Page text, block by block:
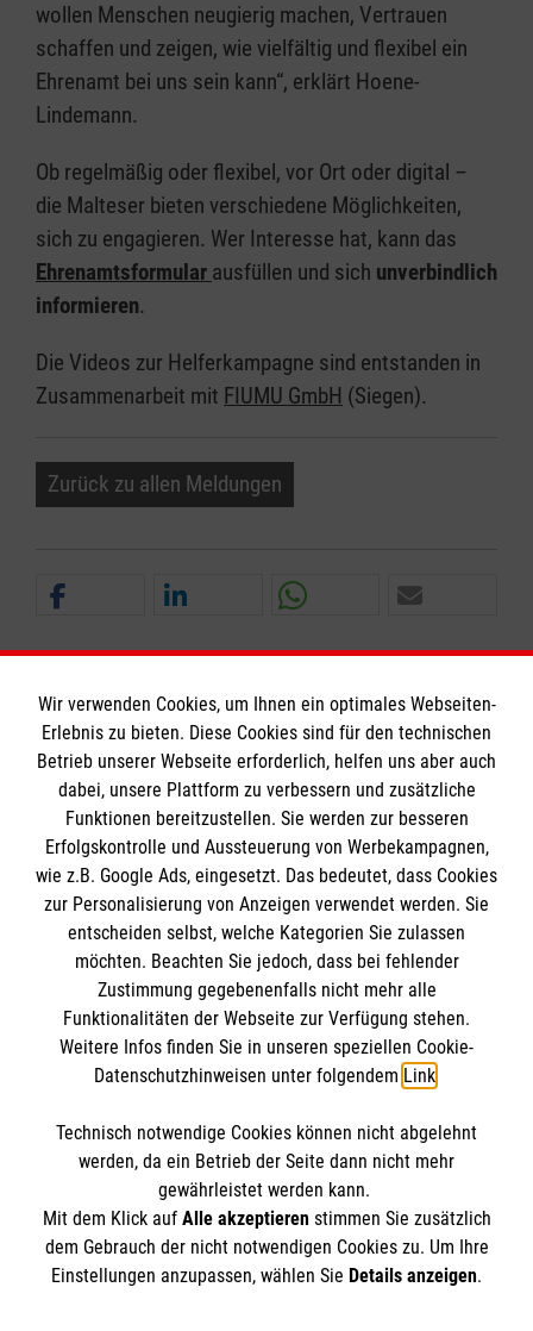
wollen Menschen neugierig machen, Vertrauen
schaffen und zeigen, wie vielfältig und flexibel ein
Ehrenamt bei uns sein kann“, erklärt Hoene-
Lindemann.
Ob regelmäßig oder flexibel, vor Ort oder digital –
die Malteser bieten verschiedene Möglichkeiten,
sich zu engagieren. Wer Interesse hat, kann das
Ehrenamtsformular ausfüllen und sich unverbindlich
informieren.
Die Videos zur Helferkampagne sind entstanden in
Zusammenarbeit mit FIUMU GmbH (Siegen).
Zurück zu allen Meldungen
Informationen
Impressum
Datenschutz
Barrierefreiheit
Kontakt
Die Malteser
Malteser in Deutschland
Malteserorden
Sharepoint
Spendenkonto
Bank: Pax-Bank
IBAN: DE86370601201201211448
BIC: GENODED1PA7
So finden Sie uns
Adalbert-Stifter-Straße 15
65375 Oestrich-Winkel
Der Malteser Hilfsdienst e.V. ist als eingetragene
Wir verwenden Cookies, um Ihnen ein optimales Webseiten-
Erlebnis zu bieten. Diese Cookies sind für den technischen
Betrieb unserer Webseite erforderlich, helfen uns aber auch
dabei, unsere Plattform zu verbessern und zusätzliche
Funktionen bereitzustellen. Sie werden zur besseren
Erfolgskontrolle und Aussteuerung von Werbekampagnen,
wie z.B. Google Ads, eingesetzt. Das bedeutet, dass Cookies
zur Personalisierung von Anzeigen verwendet werden. Sie
entscheiden selbst, welche Kategorien Sie zulassen
möchten. Beachten Sie jedoch, dass bei fehlender
Zustimmung gegebenenfalls nicht mehr alle
Funktionalitäten der Webseite zur Verfügung stehen.
Weitere Infos finden Sie in unseren speziellen Cookie-
Datenschutzhinweisen unter folgendem Link.
Technisch notwendige Cookies können nicht abgelehnt
werden, da ein Betrieb der Seite dann nicht mehr
gewährleistet werden kann.
Mit dem Klick auf Alle akzeptierenstimmen Sie zusätzlich
dem Gebrauch der nicht notwendigen Cookies zu. Um Ihre
Einstellungen anzupassen, wählen Sie Details anzeigen.